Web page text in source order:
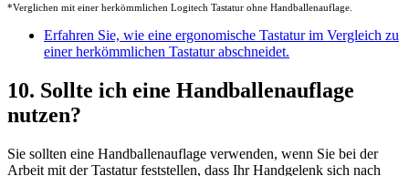
*Verglichen mit einer herkömmlichen Logitech Tastatur ohne Handballenauflage.
Erfahren Sie, wie eine ergonomische Tastatur im Vergleich zu
einer herkömmlichen Tastatur abschneidet.
10. Sollte ich eine Handballenauflage
nutzen?
Sie sollten eine Handballenauflage verwenden, wenn Sie bei der
Arbeit mit der Tastatur feststellen, dass Ihr Handgelenk sich nach